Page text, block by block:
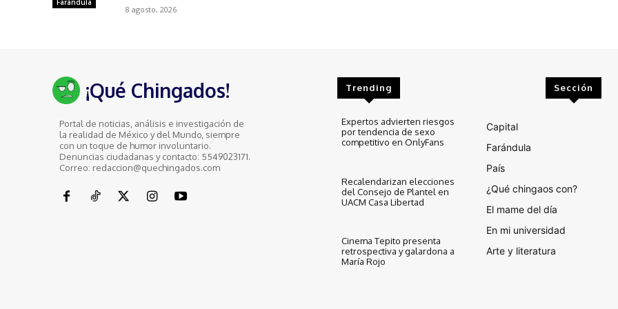
Farándula
8 agosto, 2026
¡Qué Chingados!
Portal de noticias, análisis e investigación de
la realidad de México y del Mundo, siempre
con un toque de humor involuntario.
Denuncias ciudadanas y contacto: 5549023171.
Correo: redaccion@quechingados.com
Trending
Expertos advierten riesgos
por tendencia de sexo
competitivo en OnlyFans
Recalendarizan elecciones
del Consejo de Plantel en
UACM Casa Libertad
Cinema Tepito presenta
retrospectiva y galardona a
María Rojo
Sección
Capital
Farándula
País
¿Qué chingaos con?
El mame del día
En mi universidad
Arte y literatura